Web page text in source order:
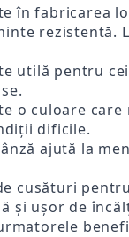
în fabricarea
rezistentă.
utilă pentru
o culoare
dificile.
ajută la
cusături
și ușor de